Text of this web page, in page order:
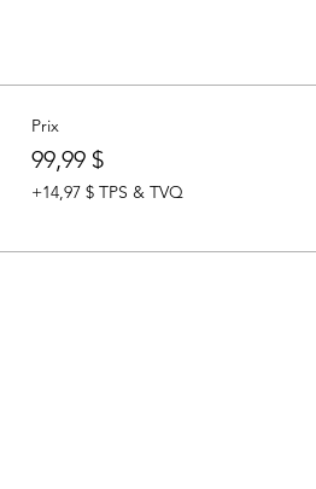
Prix
99,99 $
+14,97 $ TPS & TVQ